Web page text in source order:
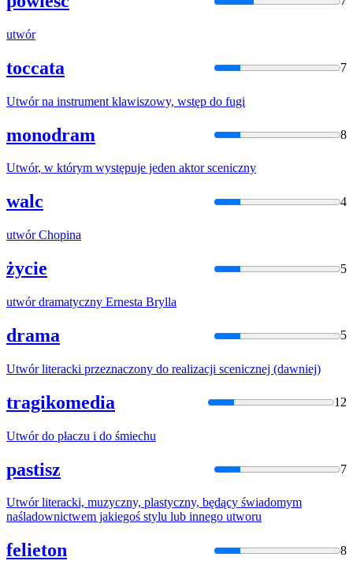
utwór
toccata 7
Utwórna instrument klawiszowy, wstęp do fugi
monodram 8
Utwór, w którym występuje jeden aktor sceniczny
walc 4
utwórChopina
życie 5
utwórdramatyczny Ernesta Brylla
drama 5
Utwórliteracki przeznaczony do realizacji scenicznej (dawniej)
tragikomedia 12
Utwórdo płaczu i do śmiechu
pastisz 7
Utwórliteracki, muzyczny, plastyczny, będący świadomym
naśladownictwem jakiegoś stylu lub innego utworu
felieton 8